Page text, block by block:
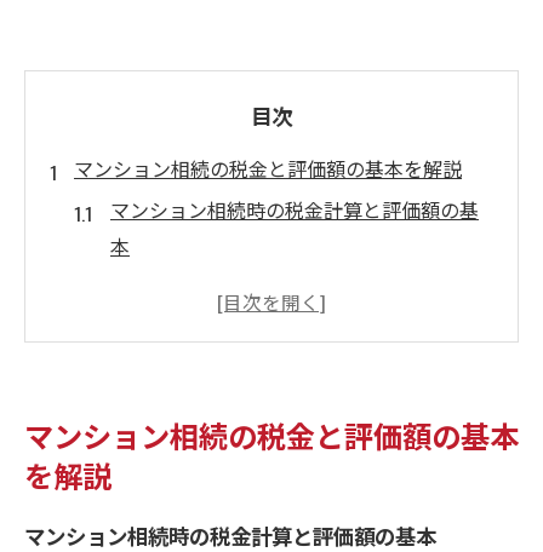
目次
マンション相続の税金と評価額の基本を解説
マンション相続時の税金計算と評価額の基
本
相続税の仕組みとマンション相続の流れ
マンション相続の税金申告と手続き概要
守口市でマンション相続時に知るべき税金対策
守口市で活用できるマンション相続税対策
マンション相続の税金と評価額の基本
を解説
マンション相続時の税金計算と評価額の基本